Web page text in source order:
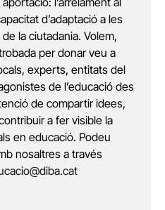
d’adaptació a les
la ciutadania. Volem,
per donar veu a
experts, entitats del
de l’educació des
de compartir idees,
a fer visible la
en educació. Podeu
nosaltres a través